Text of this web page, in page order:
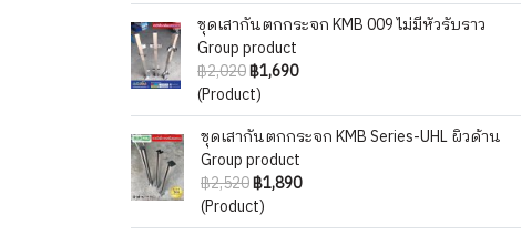
ชุดเสากันตกกระจก KMB 009 ไม่มีหัวรับราว
Group product
฿2,020฿1,690
(Product)
ชุดเสากันตกกระจก KMB Series-UHL ผิวด้าน
Group product
฿2,520฿1,890
(Product)